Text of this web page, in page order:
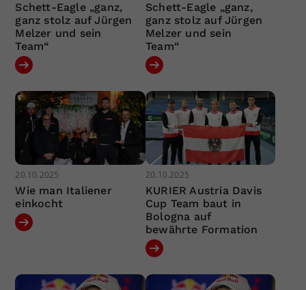
Schett-Eagle „ganz,
ganz stolz auf Jürgen
Melzer und sein
Team“
Schett-Eagle „ganz,
ganz stolz auf Jürgen
Melzer und sein
Team“
20.10.2025
Wie man Italiener
einkocht
20.10.2025
KURIER Austria Davis
Cup Team baut in
Bologna auf
bewährte Formation